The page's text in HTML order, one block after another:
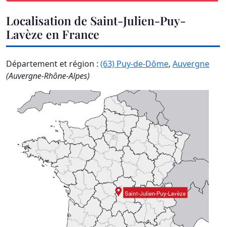
Localisation de Saint-Julien-Puy-
Lavèze en France
Département et région : (63) Puy-de-Dôme, Auvergne
(Auvergne-Rhône-Alpes)